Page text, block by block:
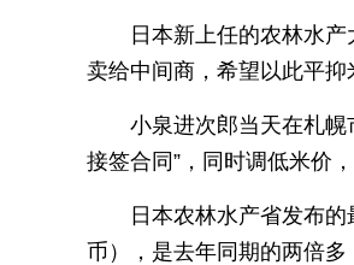
日本新上任的农林水
卖给中间商，希望以此平抑
小泉进次郎当天在札
接签合同”，同时调低米价
日本农林水产省发布
币），是去年同期的两倍多